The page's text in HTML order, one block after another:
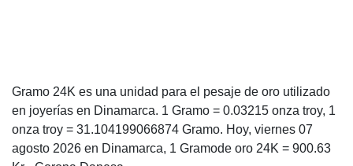
Gramo 24K es una unidad para el pesaje de oro utilizado
en joyerías en Dinamarca. 1 Gramo = 0.03215 onza troy, 1
onza troy = 31.104199066874 Gramo. Hoy, viernes 07
agosto 2026 en Dinamarca, 1 Gramode oro 24K = 900.63